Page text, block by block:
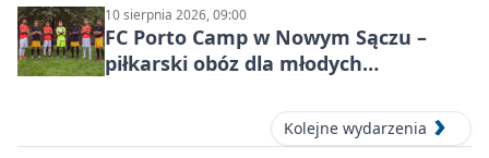
10 sierpnia 2026, 09:00
FC Porto Camp w Nowym Sączu –
piłkarski obóz dla młodych
Kolejne wydarzenia